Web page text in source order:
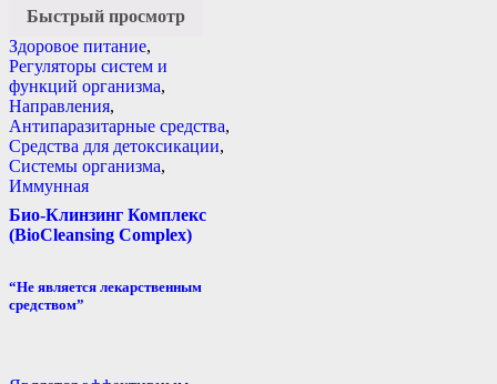
Быстрый просмотр
Здоровое питание,
Регуляторы систем и
функций организма,
Направления,
Антипаразитарные средства,
Средства для детоксикации,
Системы организма,
Иммунная
Био-Клинзинг Комплекс
(BioCleansing Complex)
“Не является лекарственным
средством”